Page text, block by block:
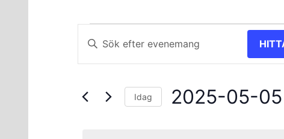
Evenemang
för
5
Views
Ange
nyckelord.
Sök
Evenemang
Idag 2025-05-05